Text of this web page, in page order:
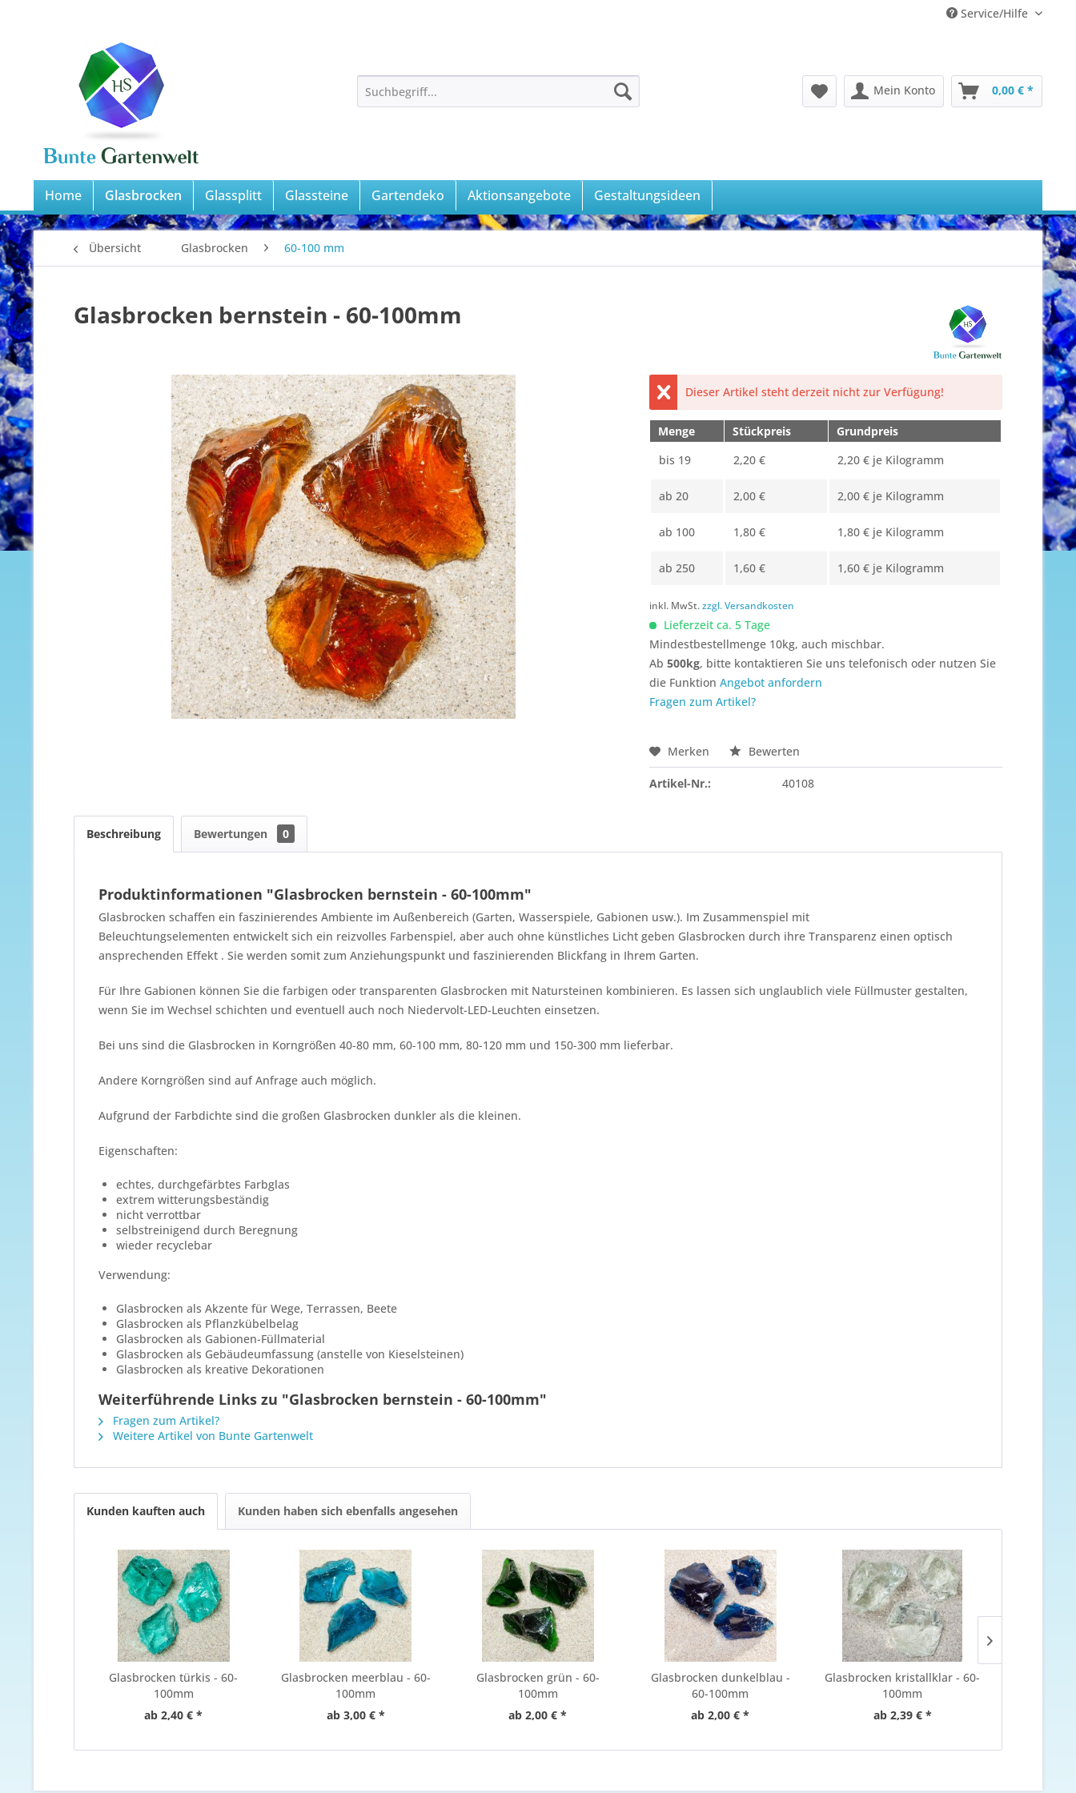
Service/Hilfe
Mein Konto 0,00 € *
Home Glasbrocken Glassplitt Glassteine Gartendeko Aktionsangebote Gestaltungsideen
Übersicht Glasbrocken 60-100 mm
Glasbrocken bernstein - 60-100mm
Dieser Artikel steht derzeit nicht zur Verfügung!
Menge Stückpreis
Grundpreis
bis 19 2,20 € 2,20 € je Kilogramm
ab20 2,00 € 2,00 € je Kilogramm
ab 100 1,80 € 1,80 € je Kilogramm
ab250 1,60 € 1,60 € je Kilogramm
inkl. MwSt.zzgl. Versandkosten
Lieferzeit ca. 5 Tage
Mindestbestellmenge 10kg, auch mischbar.
Ab500kg, bitte kontaktieren Sie uns telefonisch oder nutzen Sie
die FunktionAngebot anfordern
Fragen zum Artikel?
Merken Bewerten
Artikel-Nr.: 40108
Beschreibung Bewertungen 0
Produktinformationen "Glasbrocken bernstein - 60-100mm"
Glasbrocken schaffen ein faszinierendes Ambiente im Außenbereich (Garten, Wasserspiele, Gabionen usw.). Im Zusammenspiel mit
Beleuchtungselementen entwickelt sich ein reizvolles Farbenspiel, aber auch ohne künstliches Licht geben Glasbrocken durch ihre Transparenz einen optisch
ansprechenden Effekt . Sie werden somit zum Anziehungspunkt und faszinierenden Blickfang in Ihrem Garten.
Für Ihre Gabionen können Sie die farbigen oder transparenten Glasbrocken mit Natursteinen kombinieren. Es lassen sich unglaublich viele Füllmuster gestalten,
wenn Sie im Wechsel schichten und eventuell auch noch Niedervolt-LED-Leuchten einsetzen.
Bei uns sind die Glasbrocken in Korngrößen 40-80 mm, 60-100 mm, 80-120 mm und 150-300 mm lieferbar.
Andere Korngrößen sind auf Anfrage auch möglich.
Aufgrund der Farbdichte sind die großen Glasbrocken dunkler als die kleinen.
Eigenschaften:
echtes, durchgefärbtes Farbglas
extrem witterungsbeständig
nicht verrottbar
selbstreinigend durch Beregnung
wieder recyclebar
Verwendung:
Glasbrocken als Akzente für Wege, Terrassen, Beete
Glasbrocken als Pflanzkübelbelag
Glasbrocken als Gabionen-Füllmaterial
Glasbrocken als Gebäudeumfassung (anstelle von Kieselsteinen)
Glasbrocken als kreative Dekorationen
Weiterführende Links zu "Glasbrocken bernstein - 60-100mm"
Fragen zum Artikel?
Weitere Artikel von Bunte Gartenwelt
Kunden kauften auch Kunden haben sich ebenfalls angesehen
Glasbrocken türkis - 60-
100mm
ab 2,40 € *
Glasbrocken meerblau - 60-
100mm
ab 3,00 € *
Glasbrocken grün - 60-
100mm
ab 2,00 € *
Glasbrocken dunkelblau -
60-100mm
ab 2,00 € *
Glasbrocken kristallklar - 60-
100mm
ab 2,39 € *